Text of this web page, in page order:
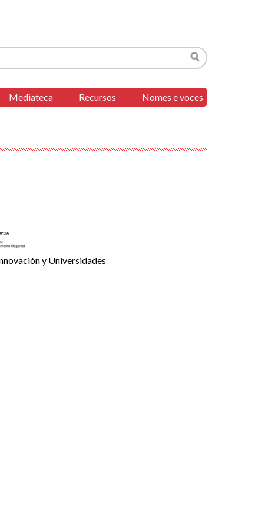
Buscar
Mediateca Recursos Nomes e voces